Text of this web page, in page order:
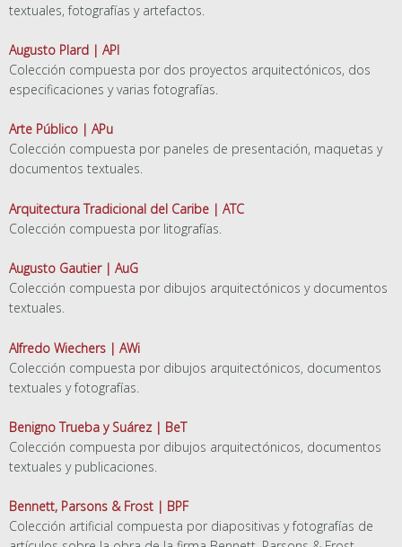
textuales, fotografías y artefactos.
Augusto Plard | API
Colección compuesta por dos proyectos arquitectónicos, dos
especificaciones y varias fotografías.
Arte Público | APu
Colección compuesta por paneles de presentación, maquetas y
documentos textuales.
Arquitectura Tradicional del Caribe | ATC
Colección compuesta por litografías.
Augusto Gautier | AuG
Colección compuesta por dibujos arquitectónicos y documentos
textuales.
Alfredo Wiechers | AWi
Colección compuesta por dibujos arquitectónicos, documentos
textuales y fotografías.
Benigno Trueba y Suárez | BeT
Colección compuesta por dibujos arquitectónicos, documentos
textuales y publicaciones.
Bennett, Parsons & Frost | BPF
Colección artificial compuesta por diapositivas y fotografías de